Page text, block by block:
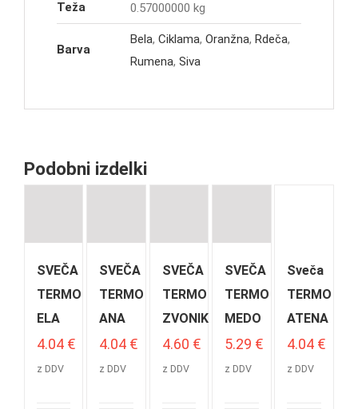
Teža 0.57000000 kg
Barva
Bela, Ciklama, Oranžna, Rdeča,
Rumena, Siva
Podobni izdelki
SVEČA
TERMO
ELA
4.04 €
z DDV
SVEČA
TERMO
ANA
4.04 €
z DDV
SVEČA
TERMO
ZVONIK
4.60 €
z DDV
SVEČA
TERMO
MEDO
5.29 €
z DDV
Sveča
TERMO
ATENA
4.04 €
z DDV